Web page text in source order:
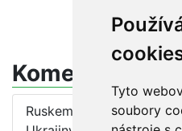
Tyto
soubory
Komentáře
Ruskem okupovaná či